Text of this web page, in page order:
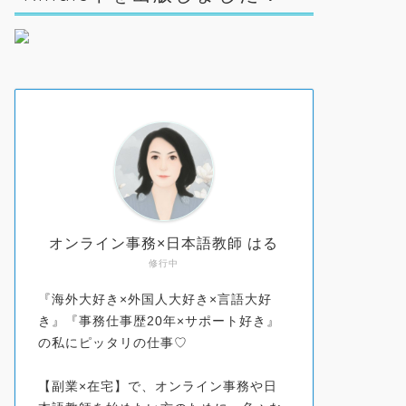
修行中
オンライン事務×日本語教師 はる
『海外大好き×外国人大好き×言語大好
き』『事務仕事歴20年×サポート好き』
の私にピッタリの仕事♡
【副業×在宅】で、オンライン事務や日